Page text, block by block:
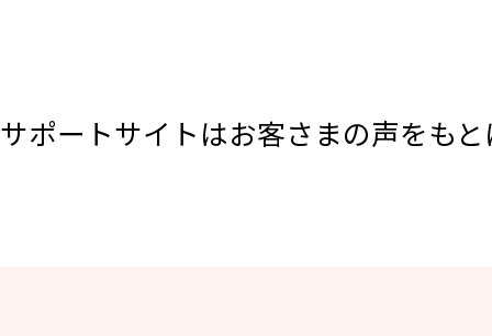
サポートサイトはお客さまの声をも